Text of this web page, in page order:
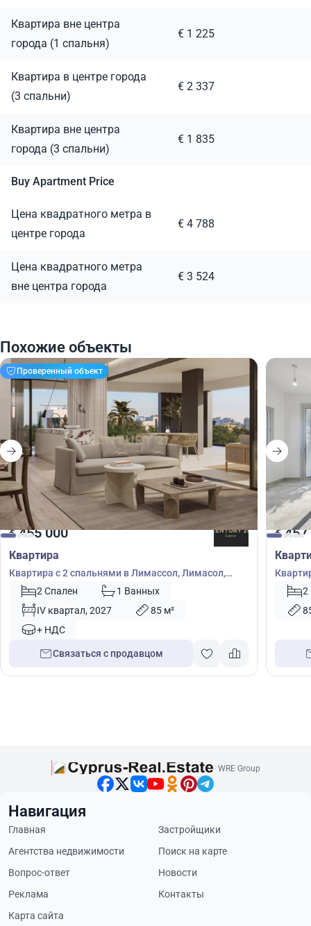
Квартира вне центра
города (1 спальня)
€ 1 225
Квартира в центре города
(3 спальни)
€ 2 337
Квартира вне центра
города (3 спальни)
€ 1 835
Buy Apartment Price
Цена квадратного метра в
центре города
€ 4 788
Цена квадратного метра
вне центра города
€ 3 524
Похожие объекты
Проверенный объект
€455 000
Квартира
Квартира с 2 спальнями в Лимассол, Лимасол,
Кипр № 54044
2 Спален
1 Ванных
IV квартал, 2027
85 м²
+ НДС
Связаться с продавцом
€457
Кипр2
WRE Group
Навигация
Главная
Застройщики
Агентства недвижимости
Поиск на карте
Вопрос-ответ
Новости
Реклама
Контакты
Карта сайта